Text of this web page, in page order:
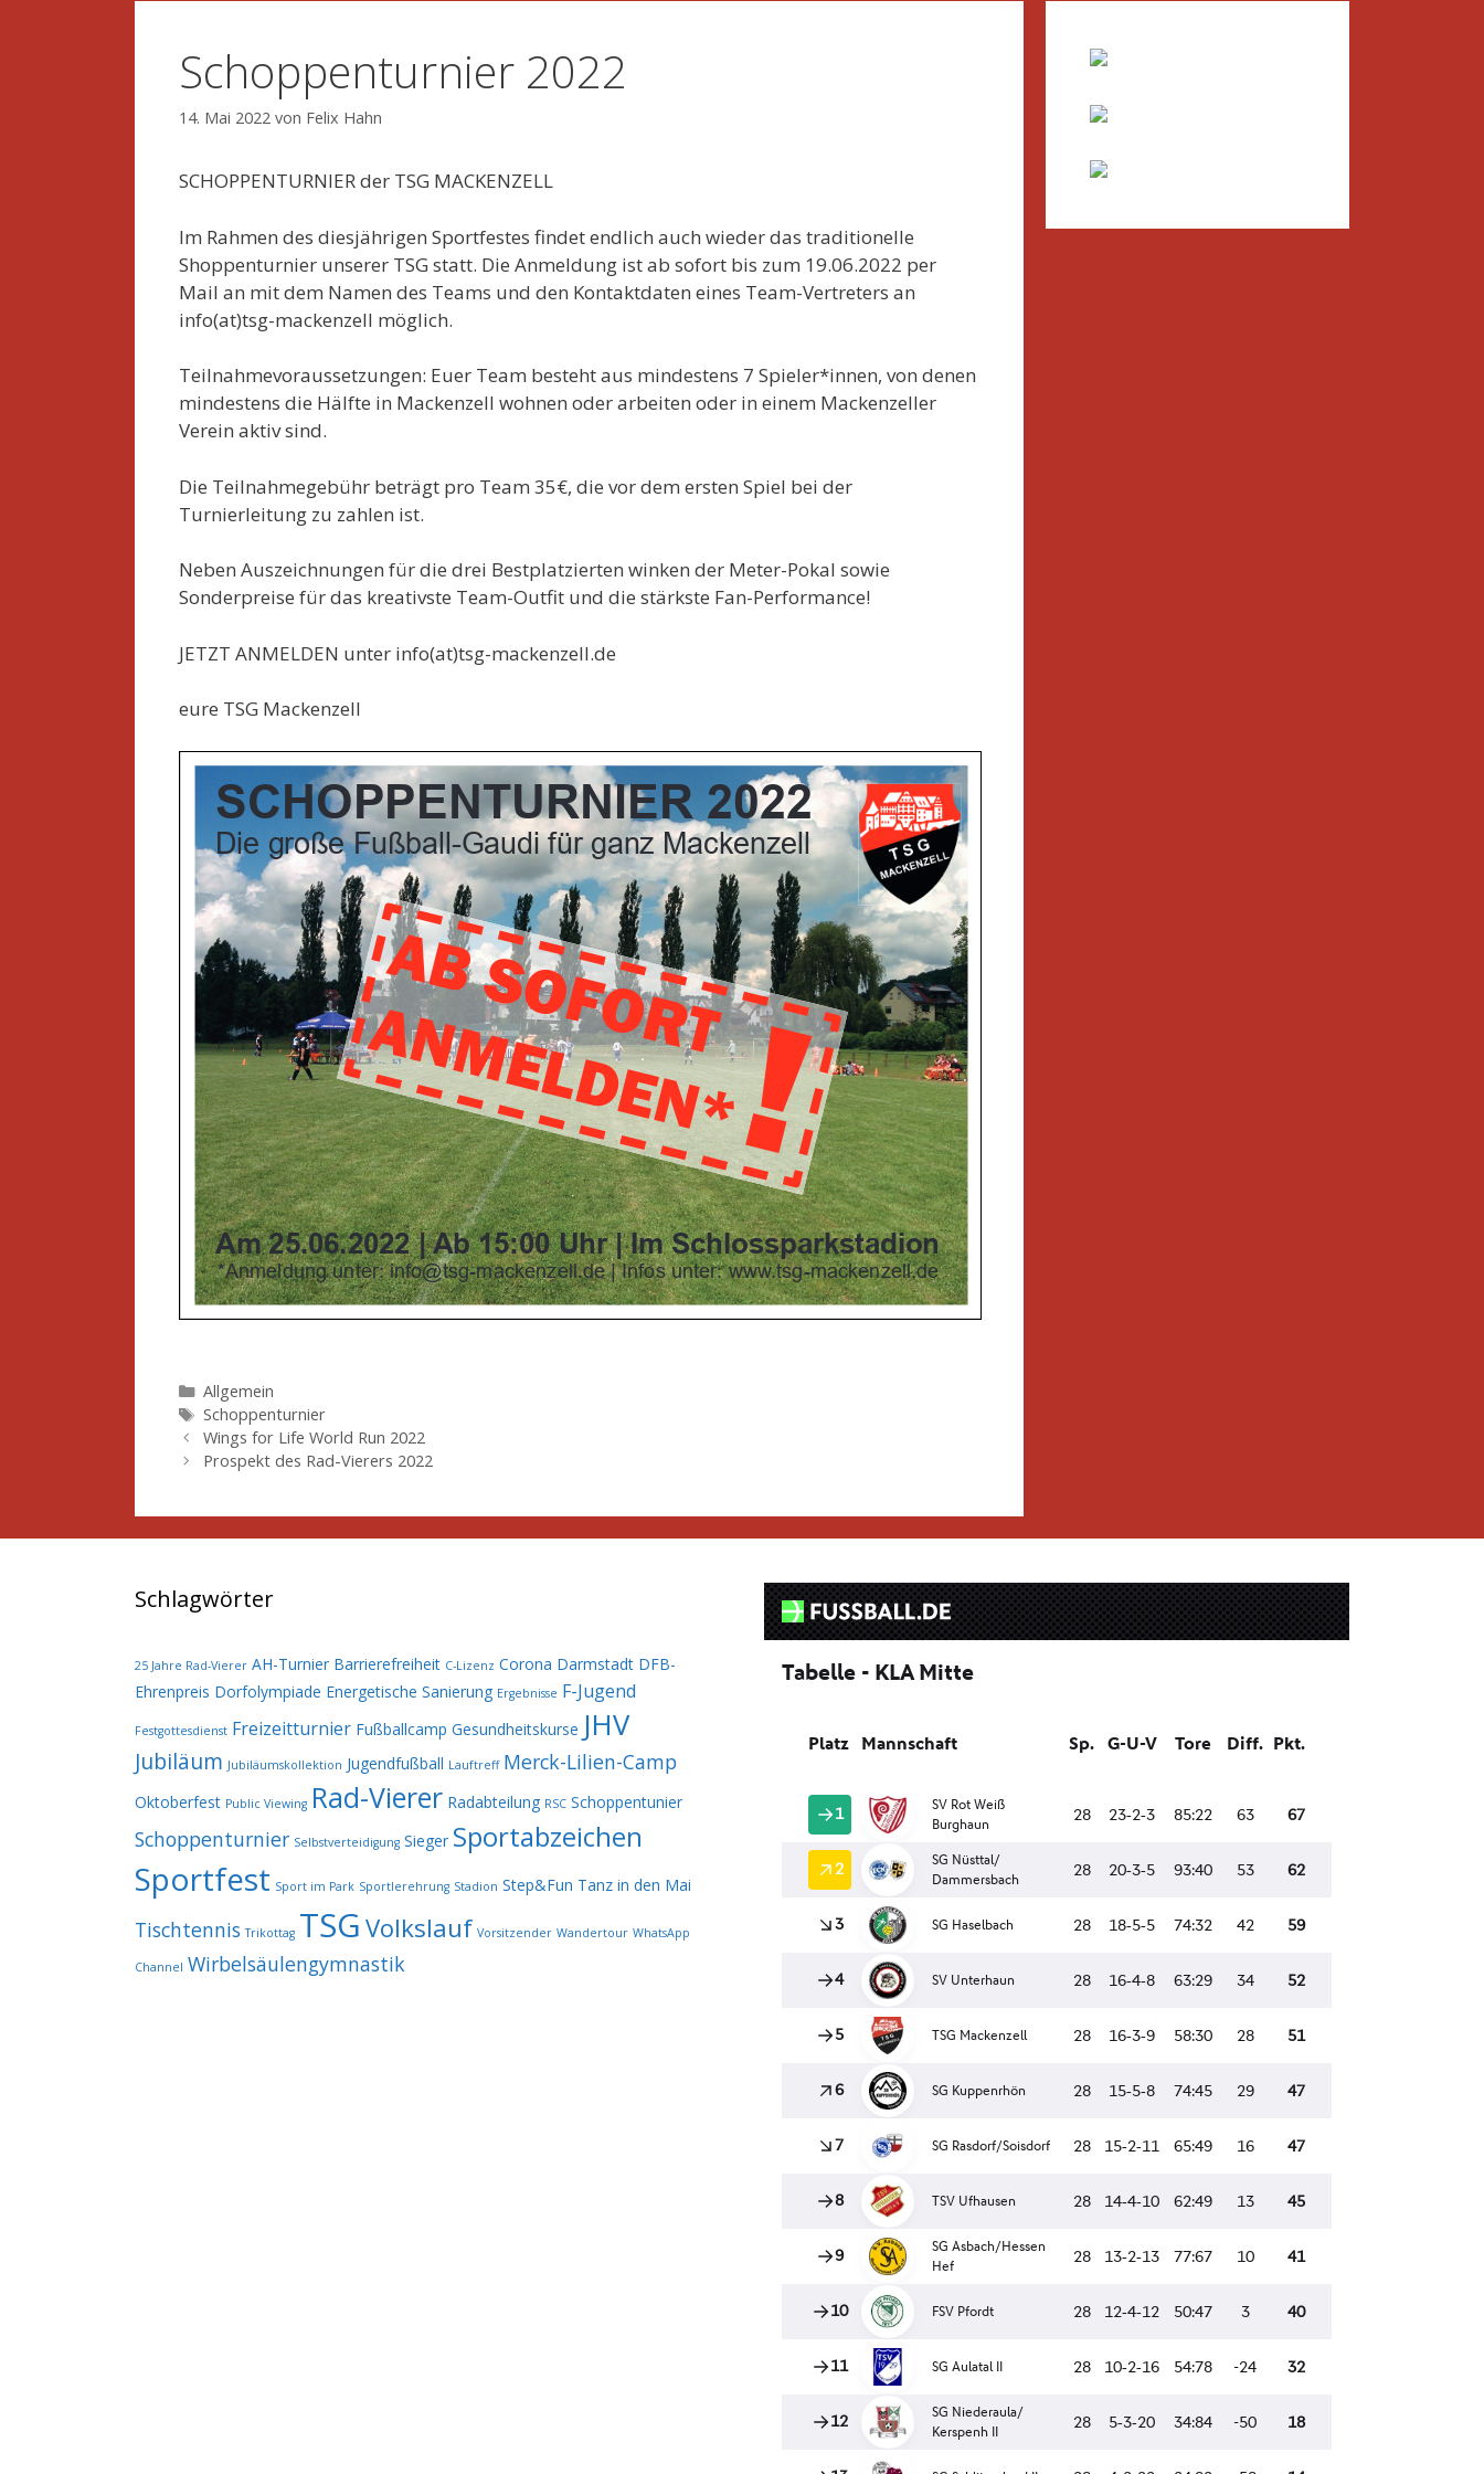
Schoppenturnier 2022
14. Mai 2022 von Felix Hahn
SCHOPPENTURNIER der TSG MACKENZELL
Im Rahmen des diesjährigen Sportfestes findet endlich auch wieder das traditionelle
Shoppenturnier unserer TSG statt. Die Anmeldung ist ab sofort bis zum 19.06.2022 per
Mail an mit dem Namen des Teams und den Kontaktdaten eines Team-Vertreters an
info(at)tsg-mackenzell möglich.
Teilnahmevoraussetzungen: Euer Team besteht aus mindestens 7 Spieler*innen, von denen
mindestens die Hälfte in Mackenzell wohnen oder arbeiten oder in einem Mackenzeller
Verein aktiv sind.
Die Teilnahmegebühr beträgt pro Team 35€, die vor dem ersten Spiel bei der
Turnierleitung zu zahlen ist.
Neben Auszeichnungen für die drei Bestplatzierten winken der Meter-Pokal sowie
Sonderpreise für das kreativste Team-Outfit und die stärkste Fan-Performance!
JETZT ANMELDEN unter info(at)tsg-mackenzell.de
eure TSG Mackenzell
Kategorien
Allgemein
Schlagwörter
Schoppenturnier
Wings for Life World Run 2022
Prospekt des Rad-Vierers 2022
Schlagwörter
25 Jahre Rad-Vierer AH-Turnier Barrierefreiheit C-Lizenz Corona Darmstadt DFB-
Ehrenpreis Dorfolympiade Energetische Sanierung Ergebnisse F-Jugend
Festgottesdienst Freizeitturnier Fußballcamp Gesundheitskurse JHV
Jubiläum Jubiläumskollektion Jugendfußball Lauftreff Merck-Lilien-Camp
Oktoberfest Public Viewing Rad-Vierer Radabteilung RSC Schoppentunier
Schoppenturnier Selbstverteidigung Sieger Sportabzeichen
Sportfest Sport im Park Sportlerehrung Stadion Step&Fun Tanz in den Mai
Tischtennis Trikottag TSG Volkslauf Vorsitzender Wandertour WhatsApp
Channel Wirbelsäulengymnastik